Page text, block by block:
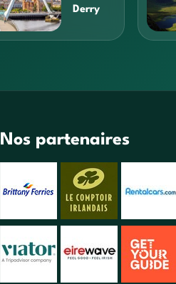
Derry
Nos partenaires